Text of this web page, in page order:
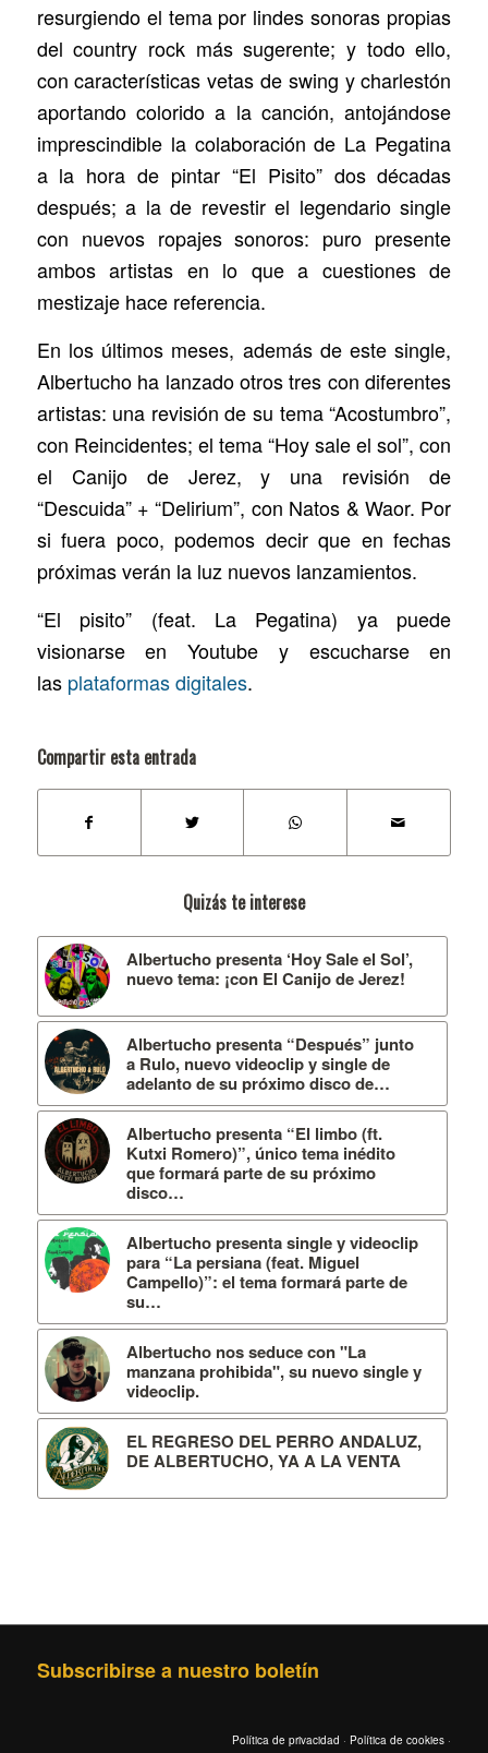
resurgiendo el tema por lindes sonoras propias
del country rock más sugerente; y todo ello,
con características vetas de swing y charlestón
aportando colorido a la canción, antojándose
imprescindible la colaboración de La Pegatina
a la hora de pintar “El Pisito” dos décadas
después; a la de revestir el legendario single
con nuevos ropajes sonoros: puro presente
ambos artistas en lo que a cuestiones de
mestizaje hace referencia.
En los últimos meses, además de este single,
Albertucho ha lanzado otros tres con diferentes
artistas: una revisión de su tema “Acostumbro”,
con Reincidentes; el tema “Hoy sale el sol”, con
el Canijo de Jerez, y una revisión de
“Descuida” + “Delirium”, con Natos & Waor. Por
si fuera poco, podemos decir que en fechas
próximas verán la luz nuevos lanzamientos.
“El pisito” (feat. La Pegatina) ya puede
visionarse en Youtube y escucharse en
las plataformas digitales.
Compartir esta entrada
Quizás te interese
Albertucho presenta ‘Hoy Sale el Sol’,
nuevo tema: ¡con El Canijo de Jerez!
Albertucho presenta “Después” junto
a Rulo, nuevo videoclip y single de
adelanto de su próximo disco de…
Albertucho presenta “El limbo (ft.
Kutxi Romero)”, único tema inédito
que formará parte de su próximo
disco…
Albertucho presenta single y videoclip
para “La persiana (feat. Miguel
Campello)”: el tema formará parte de
su…
Albertucho nos seduce con "La
manzana prohibida", su nuevo single y
videoclip.
EL REGRESO DEL PERRO ANDALUZ,
DE ALBERTUCHO, YA A LA VENTA
Subscribirse a nuestro boletín
Política de privacidad · Política de cookies ·